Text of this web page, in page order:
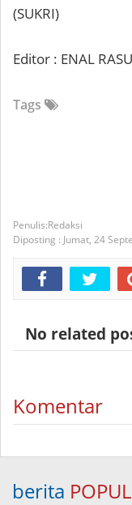
(SUKRI)
Editor : ENAL
Tags
Redaksi
Diposting : Jumat, 24
No related
Komentar
berita